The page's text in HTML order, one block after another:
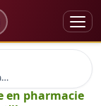
Reconnaissance france suisse europe
en pharmacie